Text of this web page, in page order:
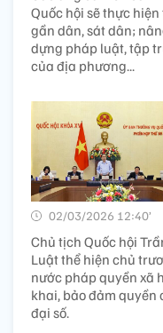
Quốc hội sẽ thực
gần dân, sát dân;
dựng pháp luật, tập
của địa phương...
02/03/2026 12:40’
Chủ tịch Quốc hội
Luật thể hiện chủ
nước pháp quyền xã
khai, bảo đảm
đại số.